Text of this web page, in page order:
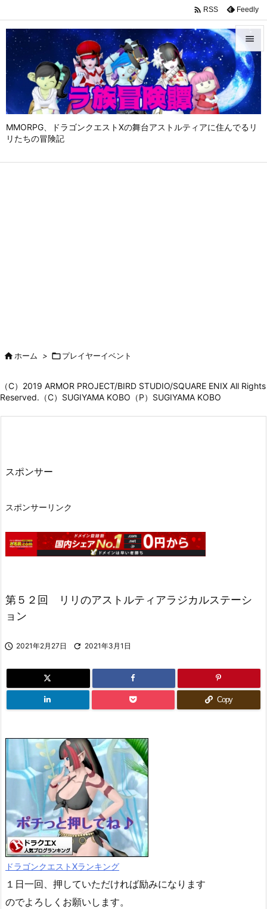
MMORPG、ドラゴンクエストⅩの舞台アストルティアに住んでるリ
リたちの冒険記


メニュ

サイド

 RSS Feedly
ホーム > プレイヤーイベント
（C）2019 ARMOR PROJECT/BIRD STUDIO/SQUARE ENIX All Rights
Reserved.（C）SUGIYAMA KOBO（P）SUGIYAMA KOBO
スポンサー
スポンサーリンク
第５２回 リリのアストルティアラジカルステーシ
ョン
 2021年2月27日  2021年3月1日
Copy
ドラゴンクエストXランキング
１日一回、押していただければ励みになります
のでよろしくお願いします。